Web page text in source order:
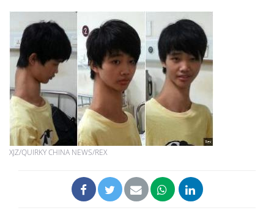
XJZ/QUIRKY CHINA NEWS/REX